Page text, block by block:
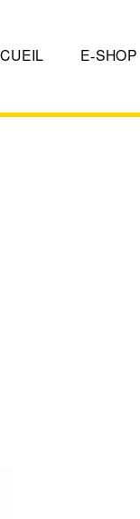
E-SHOP